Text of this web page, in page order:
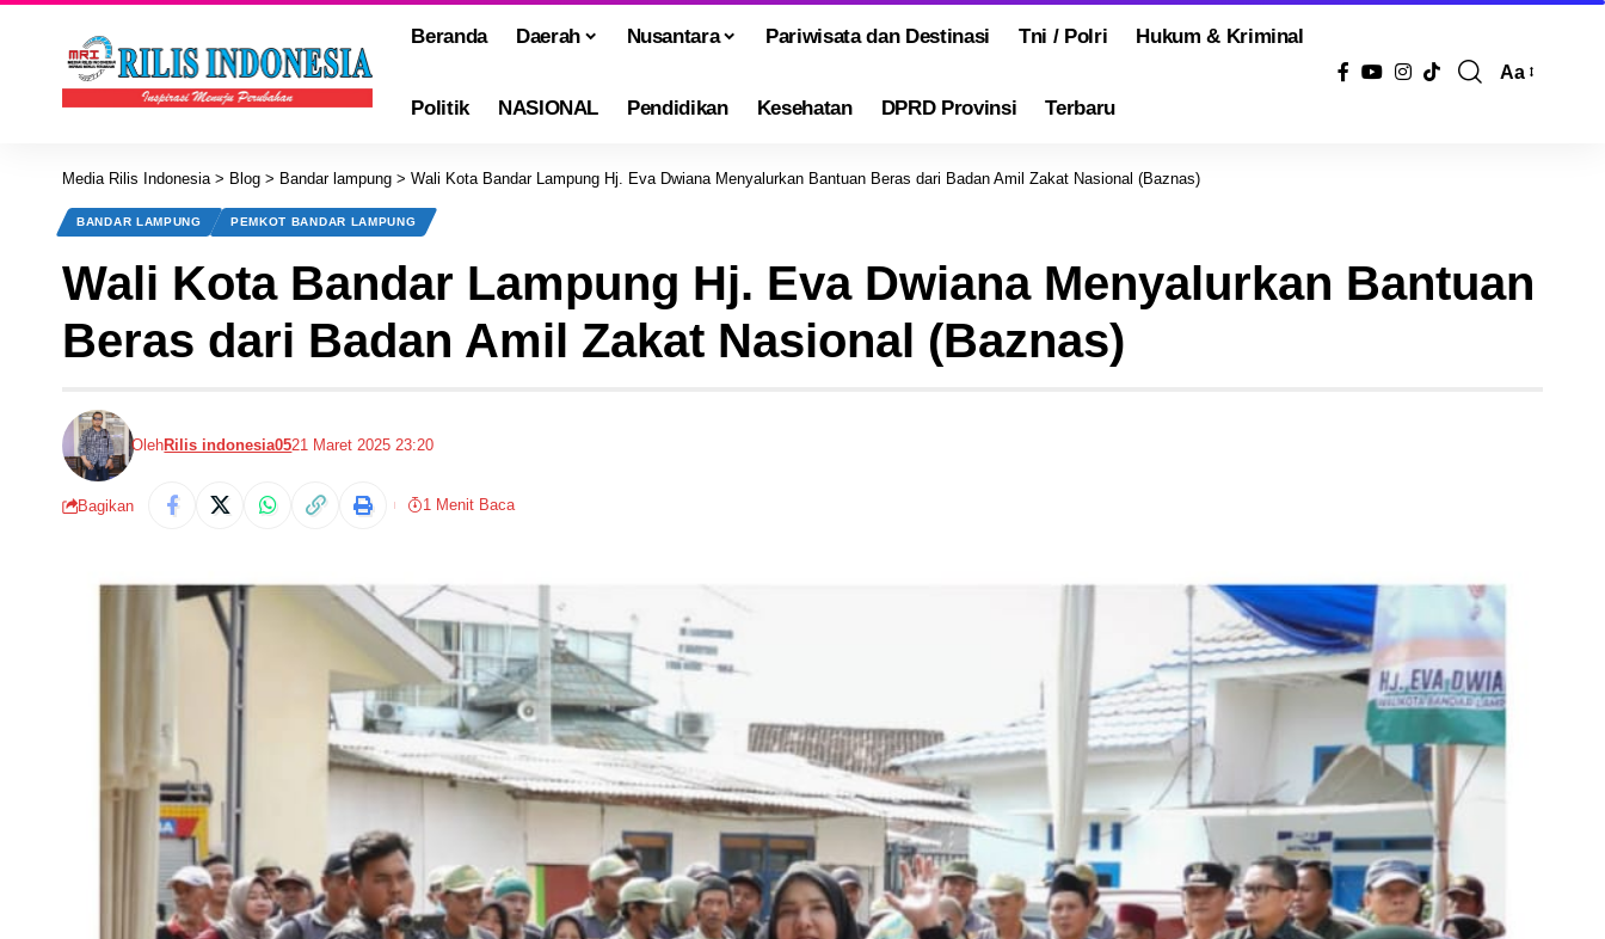
Beranda Daerah Nusantara Pariwisata dan Destinasi Tni / Polri Hukum & Kriminal
Politik NASIONAL Pendidikan Kesehatan DPRD Provinsi Terbaru
Aa
Media Rilis Indonesia> Blog > Bandar lampung > Wali Kota Bandar Lampung Hj. Eva Dwiana Menyalurkan Bantuan Beras dari Badan Amil Zakat Nasional (Baznas)
BANDAR LAMPUNG PEMKOT BANDAR LAMPUNG
Wali Kota Bandar Lampung Hj. Eva Dwiana Menyalurkan Bantuan
Beras dari Badan Amil Zakat Nasional (Baznas)
OlehRilis indonesia0521 Maret 2025 23:20
Bagikan 1 Menit Baca